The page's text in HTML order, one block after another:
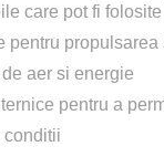
care pot fi
pentru
aer si energie
pentru a
conditii